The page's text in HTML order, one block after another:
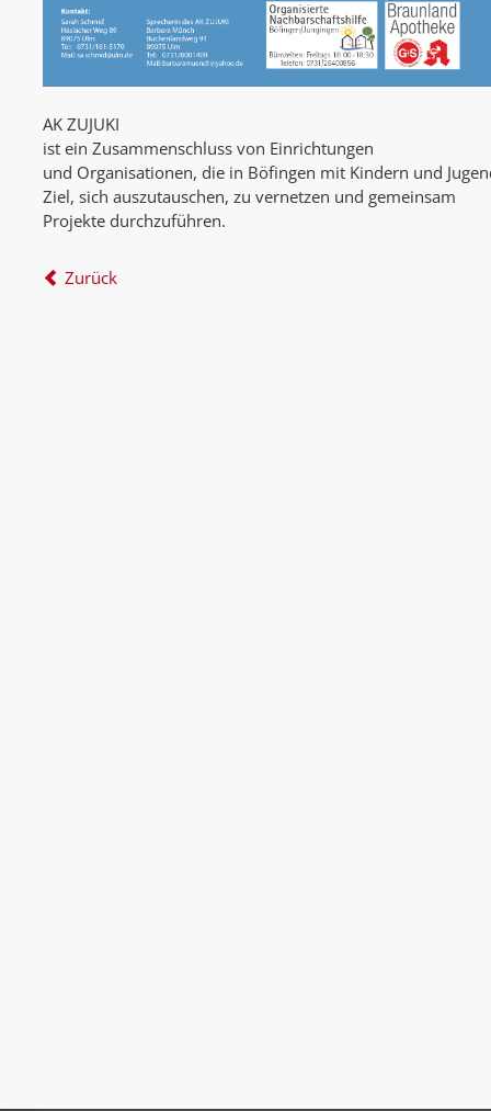
AK ZUJUKI
ist ein Zusammenschluss von Einrichtungen
und Organisationen, die in Böfingen mit Kindern und
Ziel, sich auszutauschen, zu vernetzen und gemeinsam
Projekte durchzuführen.
Zurück